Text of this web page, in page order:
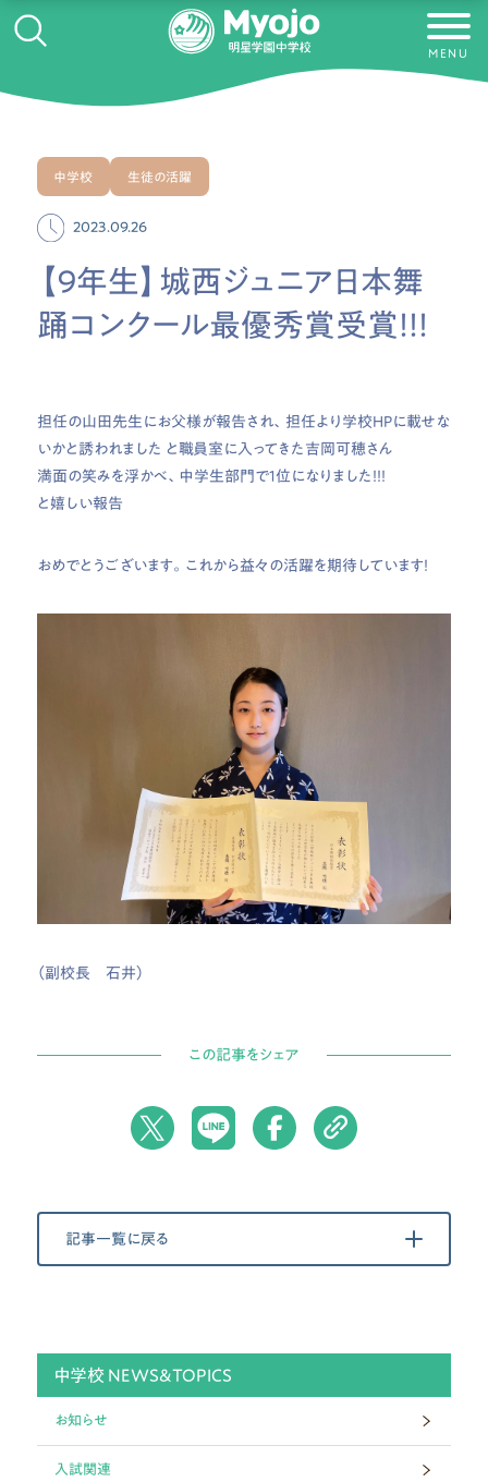
MENU
中学校 生徒の活躍
2023.09.26
【９年生】城西ジュニア日本舞
踊コンクール最優秀賞受賞！！！
担任の山田先生にお父様が報告され、担任より学校HPに載せな
いかと誘われました と職員室に入ってきた吉岡可穂さん
満面の笑みを浮かべ、中学生部門で１位になりました！！！
と嬉しい報告
おめでとうございます。これから益々の活躍を期待しています！
（副校長 石井）
この記事をシェア
記事一覧に戻る
中学校 NEWS&TOPICS
お知らせ
入試関連